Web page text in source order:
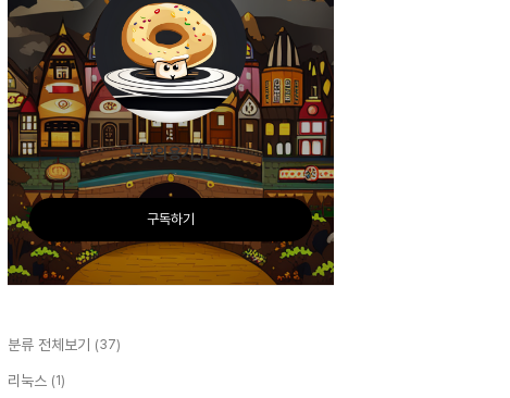
도넛의용기_IT
구독하기
분류 전체보기 (37)
리눅스 (1)